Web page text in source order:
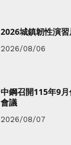
2026城鎮韌性演
2026/08/06
中鋼召開115年9
會議
2026/08/07